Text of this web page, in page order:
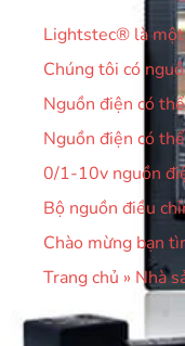
Lightstec® là một
Chúng tôi có
Nguồn điện có
Nguồn điện có
0/1-10v nguồn
Bộ nguồn điều
Chào mừng bạn
Trang chủ » Nhà